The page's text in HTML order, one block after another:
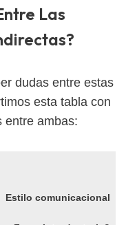
Las
dudas entre estas
esta tabla con
entre ambas:
Estilo comunicacional